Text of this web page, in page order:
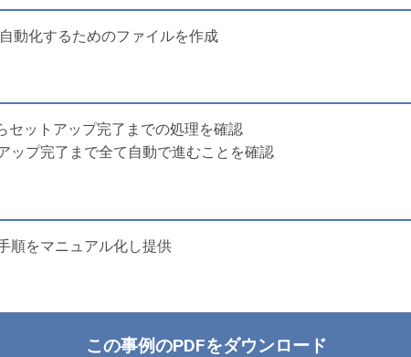
動化するためのファイルを作成
セットアップ完了までの処理を確認
ップ完了まで全て自動で進むことを確認
順をマニュアル化し提供
この事例のPDFをダウンロード